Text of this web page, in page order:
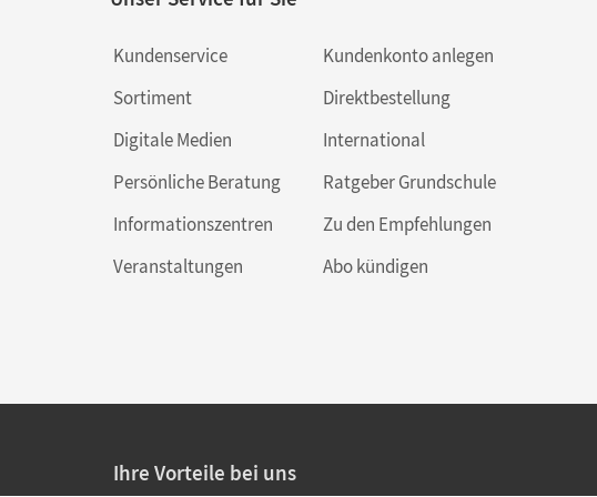
Kundenservice
Sortiment
Digitale Medien
Persönliche Beratung
Informationszentren
Veranstaltungen
Kundenkonto anlegen
Direktbestellung
International
Ratgeber Grundschule
Zu den Empfehlungen
Abo kündigen
Ihre Vorteile bei uns